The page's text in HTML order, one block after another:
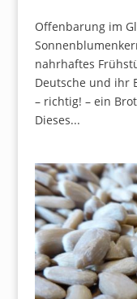
Offenbarung im
nahrhaftes
Deutsche und ihr
– richtig! – ein
Dieses...